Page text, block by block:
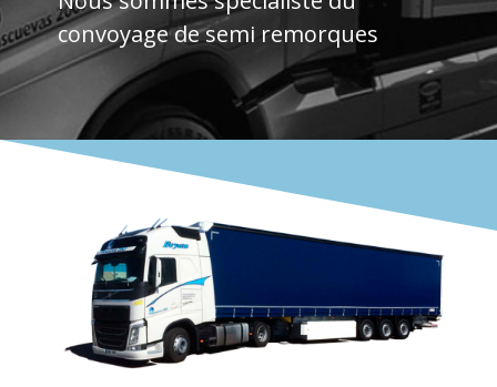
convoyage de semi remorques